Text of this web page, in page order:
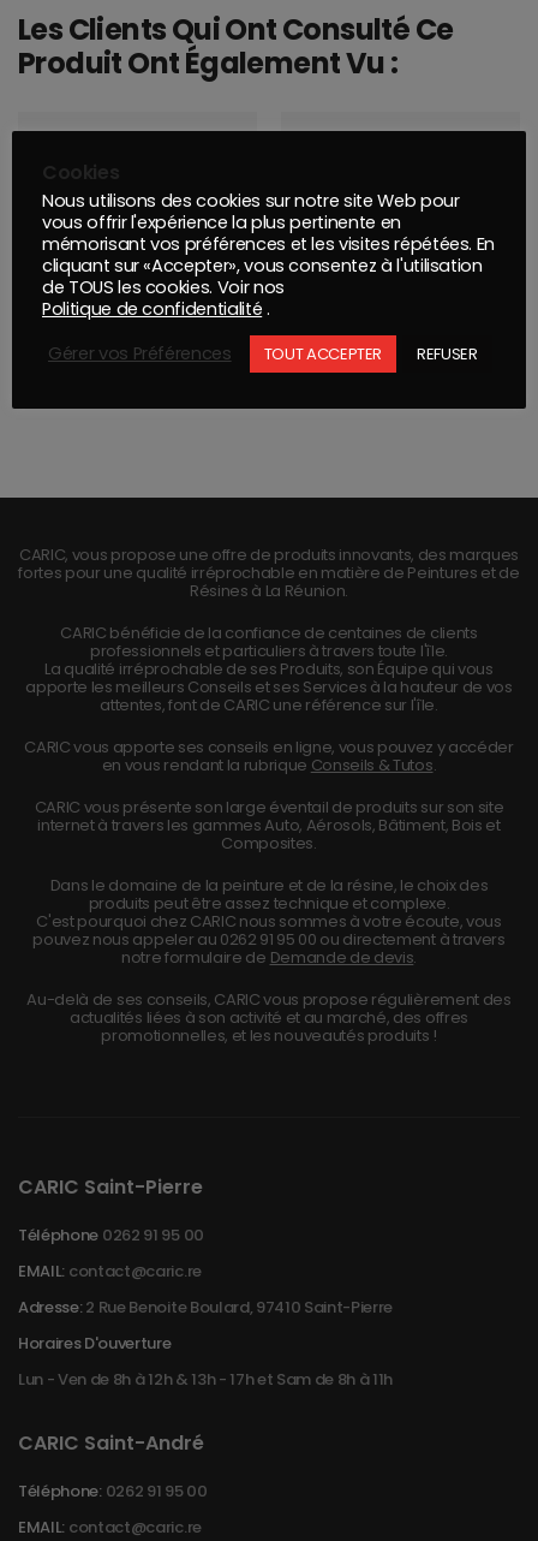
Les Clients Qui Ont Consulté Ce
Produit Ont Également Vu :
CARIC, vous propose une offre de produits innovants, des marques
fortes pour une qualité irréprochable en matière de Peintures et de
Résines à La Réunion.
CARIC bénéficie de la confiance de centaines de clients
professionnels et particuliers à travers toute l'île.
La qualité irréprochable de ses Produits, son Équipe qui vous
apporte les meilleurs Conseils et ses Services à la hauteur de vos
attentes, font de CARIC une référence sur l'île.
CARIC vous apporte ses conseils en ligne, vous pouvez y accéder
en vous rendant la rubrique Conseils & Tutos.
CARIC vous présente son large éventail de produits sur son site
internet à travers les gammes Auto, Aérosols, Bâtiment, Bois et
Composites.
Dans le domaine de la peinture et de la résine, le choix des
produits peut être assez technique et complexe.
C'est pourquoi chez CARIC nous sommes à votre écoute, vous
pouvez nous appeler au 0262 91 95 00 ou directement à travers
notre formulaire de Demande de devis.
Au-delà de ses conseils, CARIC vous propose régulièrement des
actualités liées à son activité et au marché, des offres
promotionnelles, et les nouveautés produits !
CARIC Saint-Pierre
Téléphone 0262 91 95 00
EMAIL: contact@caric.re
Adresse:2 Rue Benoite Boulard, 97410 Saint-Pierre
Horaires D'ouverture
Lun - Ven de 8h à 12h & 13h - 17h et Sam de 8h à 11h
CARIC Saint-André
Téléphone: 0262 91 95 00
EMAIL: contact@caric.re
Cookies
Nous utilisons des cookies sur notre site Web pour
vous offrir l'expérience la plus pertinente en
mémorisant vos préférences et les visites répétées. En
cliquant sur «Accepter», vous consentez à l'utilisation
de TOUS les cookies. Voir nos
Politique de confidentialité .
Gérer vos Préférences
TOUT ACCEPTER REFUSER